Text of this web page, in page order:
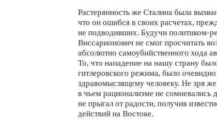
Растерянность же Сталина была
что он ошибся в своих расчетах,
не подводивших. Будучи политиком-
Виссарионович не смог просчитать
абсолютно самоубийственного хода
То, что нападение на нашу страну
гитлеровского режима, было
здравомыслящему человеку. Не зря
в чьем рационализме не сомневались
не прыгал от радости, получив
действий на Востоке.